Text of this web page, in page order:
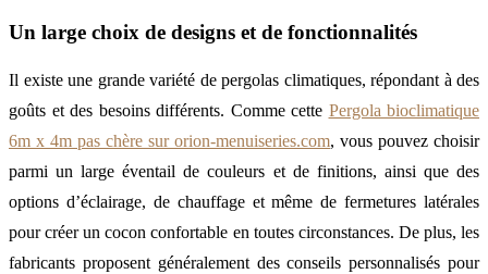
Un large choix de designs et de fonctionnalités
Il existe une grande variété de pergolas climatiques, répondant à des
goûts et des besoins différents. Comme cette Pergola bioclimatique
6m x 4m pas chère sur orion-menuiseries.com, vous pouvez choisir
parmi un large éventail de couleurs et de finitions, ainsi que des
options d’éclairage, de chauffage et même de fermetures latérales
pour créer un cocon confortable en toutes circonstances. De plus, les
fabricants proposent généralement des conseils personnalisés pour